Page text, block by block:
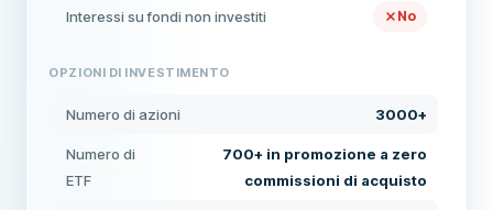
Interessi su fondi non investiti No
OPZIONI DI INVESTIMENTO
Numero di azioni 3000+
Numero di
ETF
700+ in promozione a zero
commissioni di acquisto